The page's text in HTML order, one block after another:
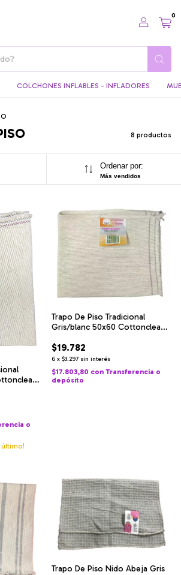
0
COLCHONES INFLABLES - INFLADORES
8 productos
Ordenar por:
Más vendidos
o
último!
Trapo De Piso Tradicional
Gris/blanc 50x60 Cottonclean
$19.782
6 x $3.297 sin interés
$17.803,80 con Transferencia o
depósito
Trapo De Piso Nido Abeja Gris